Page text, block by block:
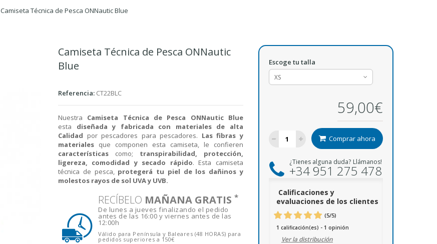
Camiseta Técnica de Pesca ONNautic Blue
Camiseta Técnica de Pesca ONNautic
Blue
Referencia: CT22BLC
Nuestra Camiseta Técnica de Pesca ONNautic Blue
esta diseñada y fabricada con materiales de alta
Calidad por pescadores para pescadores. Las fibras y
materiales que componen esta camiseta, le confieren
características como; transpirabilidad, protección,
ligereza, comodidad y secado rápido. Esta camiseta
técnica de pesca, protegerá tu piel de los dañinos y
molestos rayos de sol UVA y UVB.
RECÍBELO MAÑANA GRATIS *
De lunes a jueves finalizando el pedido
antes de las 16:00 y viernes antes de las
12:00h
Válido para Península y Baleares (48 HORAS) para
pedidos superiores a 150€
Escoge tu talla
XS
59,00€
Comprar ahora
¿Tienes alguna duda? Llámanos!
+34 951 275 478
Calificaciones y
evaluaciones de los clientes
(5/5)
1 calificación(es) - 1 opinión
Ver la distribución